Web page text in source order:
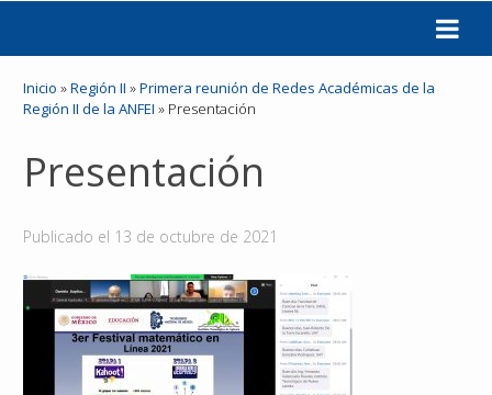
La ANFEI
Reconocimientos
Publicaciones
Inicio »Región II »Primera reunión de Redes Académicas de la
Región II de la ANFEI » Presentación
Presentación
Publicado el 13 de octubre de 2021